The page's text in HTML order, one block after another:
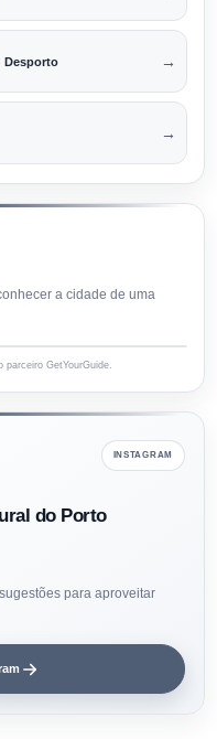
Desporto →
→
a cidade de uma
parceiro GetYourGuide.
INSTAGRAM
do Porto
para aproveitar